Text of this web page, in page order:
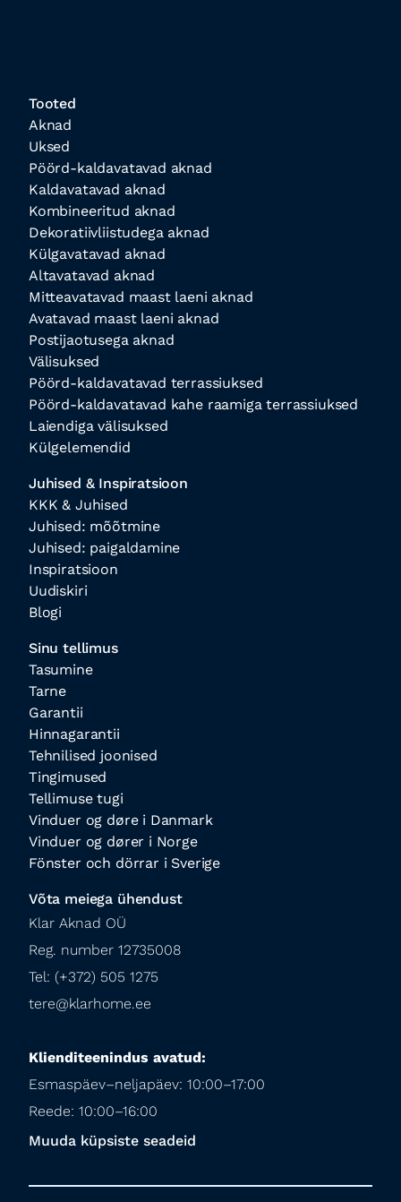
Tooted
Aknad
Uksed
Pöörd-kaldavatavad aknad
Kaldavatavad aknad
Kombineeritud aknad
Dekoratiivliistudega aknad
Külgavatavad aknad
Altavatavad aknad
Mitteavatavad maast laeni aknad
Avatavad maast laeni aknad
Postijaotusega aknad
Välisuksed
Pöörd-kaldavatavad terrassiuksed
Pöörd-kaldavatavad kahe raamiga terrassiuksed
Laiendiga välisuksed
Külgelemendid
Juhised & Inspiratsioon
KKK & Juhised
Juhised: mõõtmine
Juhised: paigaldamine
Inspiratsioon
Uudiskiri
Blogi
Sinu tellimus
Tasumine
Tarne
Garantii
Hinnagarantii
Tehnilised joonised
Tingimused
Tellimuse tugi
Vinduer og døre i Danmark
Vinduer og dører i Norge
Fönster och dörrar i Sverige
Võta meiega ühendust
Klar Aknad OÜ
Reg. number 12735008
Tel: (+372) 505 1275
tere@klarhome.ee
Klienditeenindus avatud:
Esmaspäev–neljapäev: 10:00–17:00
Reede: 10:00–16:00
Muuda küpsiste seadeid